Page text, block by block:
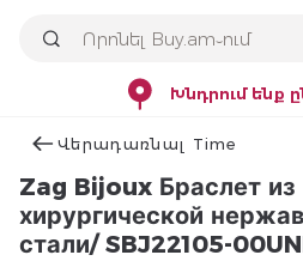
Խնդրում ենք
Վերադառնալ Time
Zag Bijoux Браслет из
хирургической
стали/ SBJ22105-